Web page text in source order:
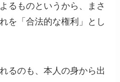
るものというから、まさ
を「合法的な権利」とし
るのも、本人の身から出